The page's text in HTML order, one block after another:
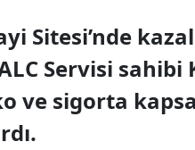
Sitesi’nde
Servisi sahibi
ve sigorta